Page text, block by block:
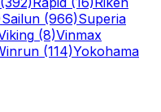
Sailun (966)Superia
(8)Vinmax
(114)Yokohama